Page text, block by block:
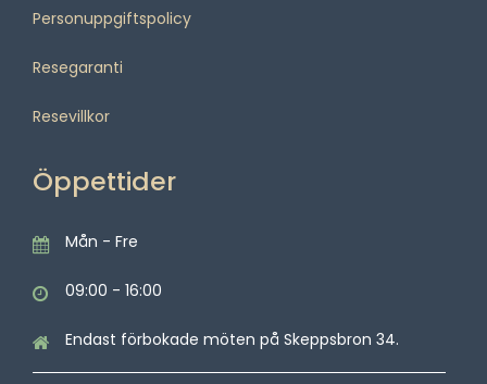
Personuppgiftspolicy
Resegaranti
Resevillkor
Öppettider
Mån - Fre
09:00 - 16:00
Endast förbokade möten på Skeppsbron 34.